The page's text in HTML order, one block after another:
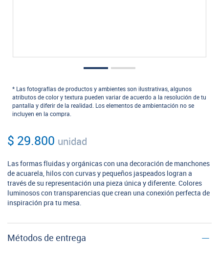
* Las fotografías de productos y ambientes son ilustrativas, algunos
atributos de color y textura pueden variar de acuerdo a la resolución de tu
pantalla y diferir de la realidad. Los elementos de ambientación no se
incluyen en la compra.
$ 29.800 unidad
Las formas fluidas y orgánicas con una decoración de manchones
de acuarela, hilos con curvas y pequeños jaspeados logran a
través de su representación una pieza única y diferente. Colores
luminosos con transparencias que crean una conexión perfecta de
inspiración pra tu mesa.
Métodos de entrega